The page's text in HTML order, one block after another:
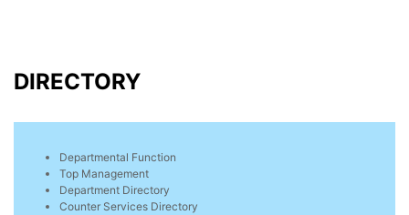
DIRECTORY
Departmental Function
Top Management
Department Directory
Counter Services Directory